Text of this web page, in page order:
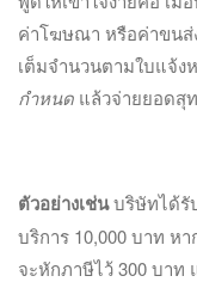
ค่าโฆษณา หรือค่าขนส่
เต็มจำนวนตามใบแจ้ง
กำหนด แล้วจ่ายยอดสุ
ตัวอย่างเช่นบริษัทได้รั
บริการ 10,000 บาท ห
จะหักภาษีไว้ 300 บาท